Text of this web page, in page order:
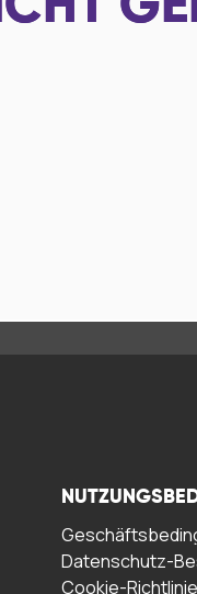
Datenschutz-
Cookie-Richtlinie